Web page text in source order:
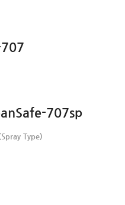
707sp
Type)